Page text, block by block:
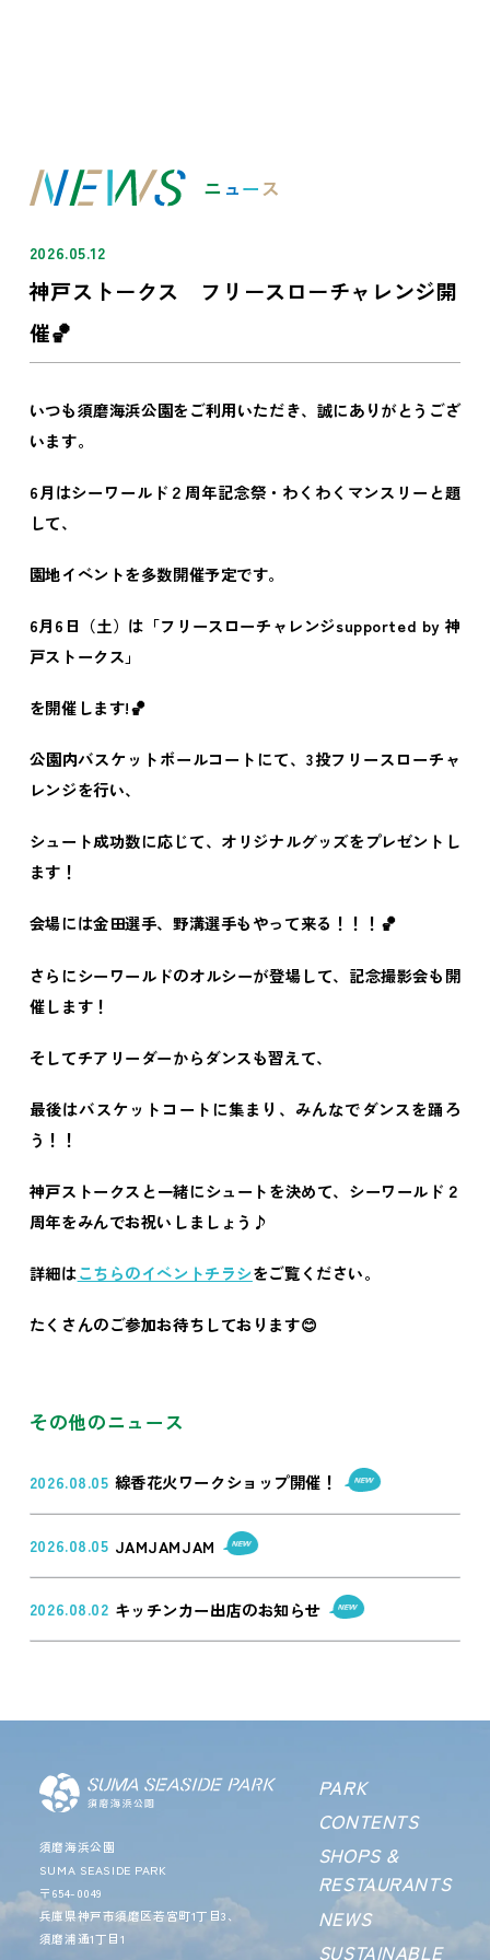
ニ ュース
2026.05.12
神戸ストークス フリースローチャレンジ開
催🏀
いつも須磨海浜公園をご利用いただき、誠にありがとうござ
います。
6月はシーワールド２周年記念祭・わくわくマンスリーと題
して、
園地イベントを多数開催予定です。
6月6 日（土）は「フリースローチャレンジsupported by 神
戸ストークス」
を開催します!🏀
公園内バスケットボールコートにて、 3投フリースローチャ
レンジを行い、
シュート成功数に応じて、オリジナルグッズをプレゼントし
ます！
会場には金田選手、野溝選手もやって来る！！！ 🏀
さらにシーワールドのオルシーが登場して、記念撮影会も開
催します！
そしてチアリーダーからダンスも習えて、
最後はバスケットコートに集まり、みんなでダンスを踊ろ
う！！
神戸ストークスと一緒にシュートを決めて、シーワールド２
周年をみんでお祝いしましょう ♪
詳細はこちらのイベントチラシをご覧ください。
たくさんのご参加お待ちしております😊
その他のニ ュ ース
2026.08.05 線香花火ワークショップ開催！
2026.08.05 JAMJAMJAM
2026.08.02 キッチンカー出店のお知らせ
須磨海浜公園
SUMA SEASIDE PARK
〒654-0049
兵庫県神戸市須磨区若宮町1丁目3、
須磨浦通1丁目1
PARK
CONTENTS
SHOPS &
RESTAURANTS
NEWS
SUSTAINABLE